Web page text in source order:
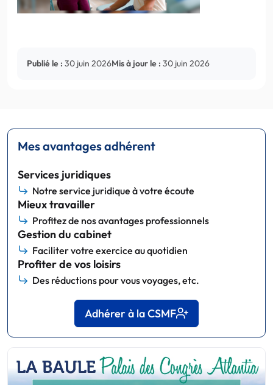
Publié le : 30 juin 2026Mis à jour le : 30 juin 2026
Mes avantages adhérent
Services juridiques
Notre service juridique à votre écoute
Mieux travailler
Profitez de nos avantages professionnels
Gestion du cabinet
Faciliter votre exercice au quotidien
Profiter de vos loisirs
Des réductions pour vous voyages, etc.
Adhérer à la CSMF